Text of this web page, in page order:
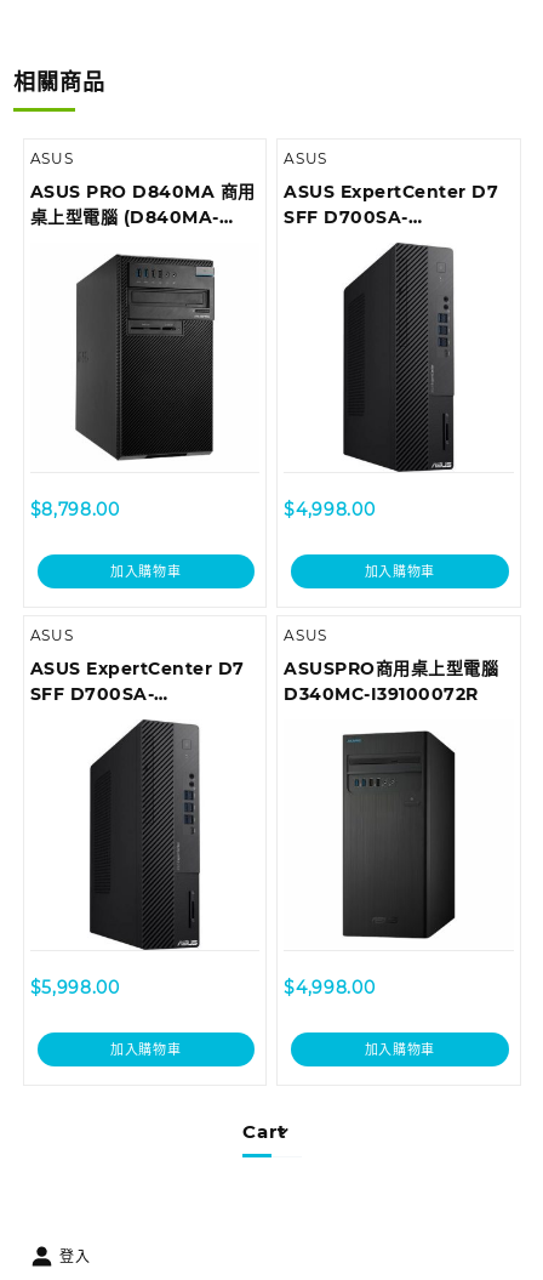
Cart
相關商品
ASUS
ASUS PRO D840MA 商用
桌上型電腦 (D840MA-
$8,798.00
加入購物車
ASUS
ASUS ExpertCenter D7
SFF D700SA-
310100029T Desktop
$4,998.00
加入購物車
ASUS
ASUS ExpertCenter D7
SFF D700SA-
510400052T Desktop
$5,998.00
加入購物車
ASUS
ASUSPRO商用桌上型電腦
D340MC-I39100072R
$4,998.00
加入購物車
登入